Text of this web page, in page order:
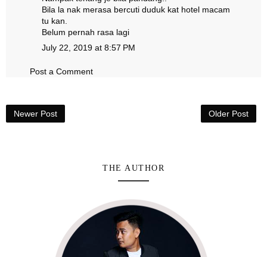
Bila la nak merasa bercuti duduk kat hotel macam
tu kan.
Belum pernah rasa lagi
July 22, 2019 at 8:57 PM
Post a Comment
Newer Post Older Post
THE AUTHOR